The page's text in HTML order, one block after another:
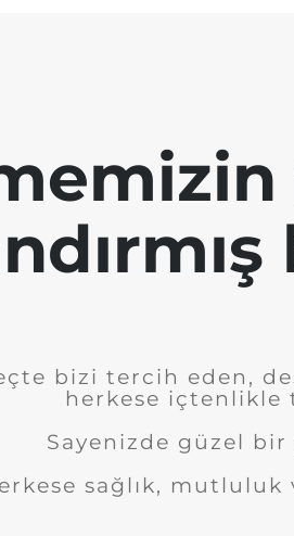
bizi tercih eden,
herkese içtenlikle
Sayenizde güzel bir
sağlık,